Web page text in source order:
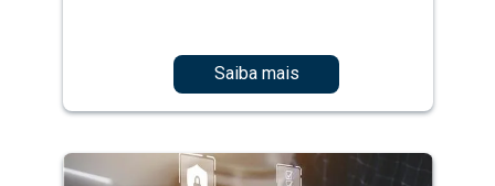
Saiba mais